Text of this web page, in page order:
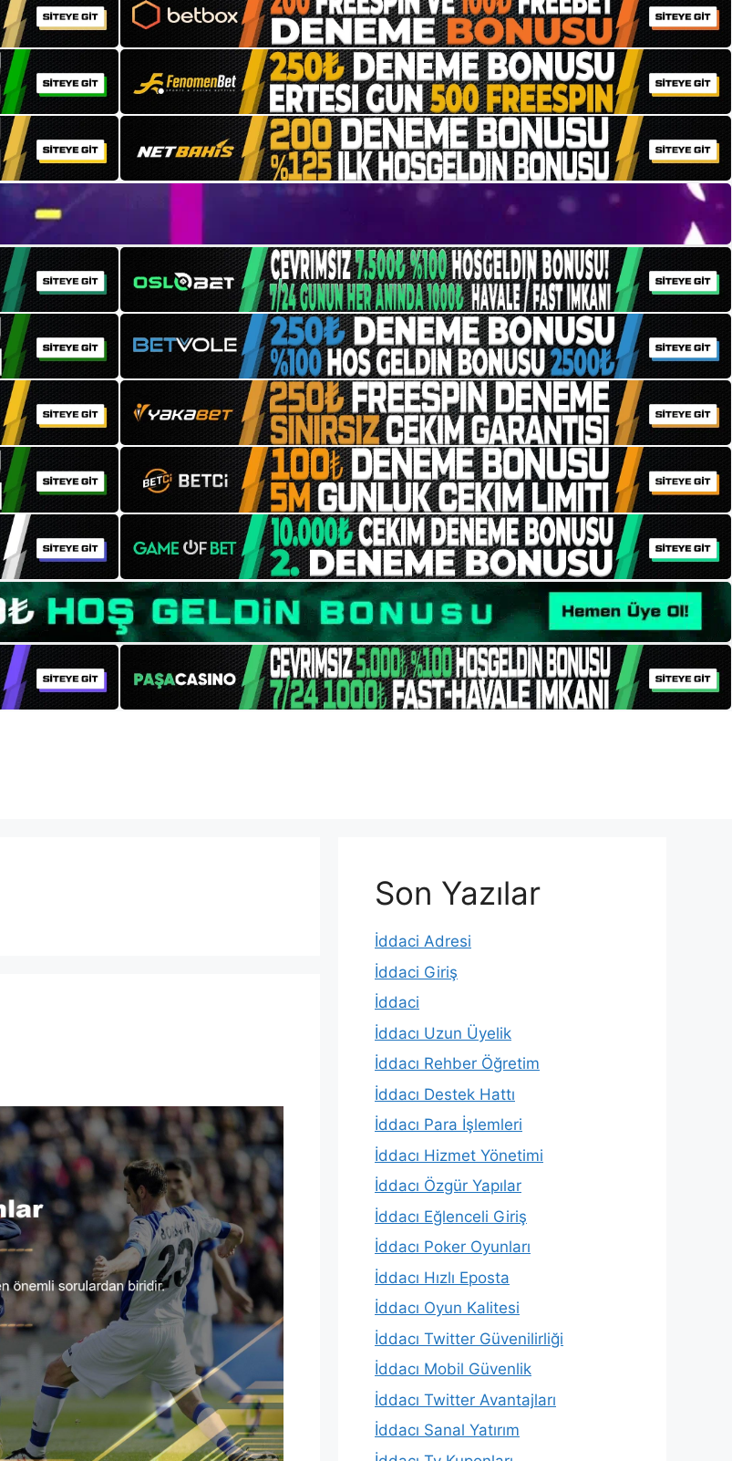
Son Yazılar
İddaci Adresi
İddaci Giriş
İddaci
İddacı Uzun Üyelik
İddacı Rehber Öğretim
İddacı Destek Hattı
İddacı Para İşlemleri
İddacı Hizmet Yönetimi
İddacı Özgür Yapılar
İddacı Eğlenceli Giriş
İddacı Poker Oyunları
İddacı Hızlı Eposta
İddacı Oyun Kalitesi
İddacı Twitter Güvenilirliği
İddacı Mobil Güvenlik
İddacı Twitter Avantajları
İddacı Sanal Yatırım